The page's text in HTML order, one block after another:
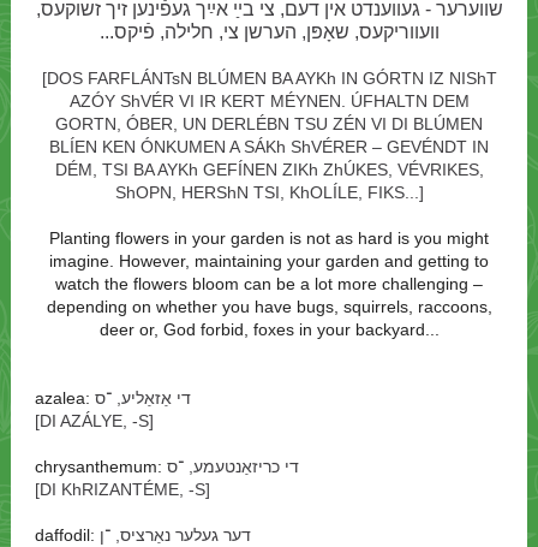
שווערער - געווענדט אין דעם, צי בײַ אײַך געפֿינען זיך זשוקעס,
וועווריקעס, שאָפּן, הערשן צי, חלילה, פֿיקס...
[DOS FARFLÁNTsN BLÚMEN BA AYKh IN GÓRTN IZ NIShT
AZÓY ShVÉR VI IR KERT MÉYNEN. ÚFHALTN DEM
GORTN, ÓBER, UN DERLÉBN TSU ZÉN VI DI BLÚMEN
BLÍEN KEN ÓNKUMEN A SÁKh ShVÉRER – GEVÉNDT IN
DÉM, TSI BA AYKh GEFÍNEN ZIKh ZhÚKES, VÉVRIKES,
ShOPN, HERShN TSI, KhOLÍLE, FIKS...]
Planting flowers in your garden is not as hard is you might
imagine. However, maintaining your garden and getting to
watch the flowers bloom can be a lot more challenging –
depending on whether you have bugs, squirrels, raccoons,
deer or, God forbid, foxes in your backyard...
azalea: די אַזאַליע, ־⁠ס
[DI AZÁLYE, -⁠S]
chrysanthemum: די כריזאַנטעמע, ־⁠ס
[DI KhRIZANTÉME, -⁠S]
daffodil: דער געלער נאַרציס, ־⁠ן